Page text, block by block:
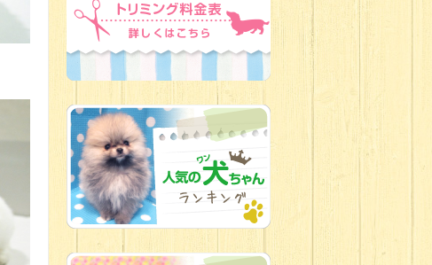
2026.07.15
ミニチュア
ピンシャーのご紹介
2026.07.09加古川店：可
2026.07.06 新入生紹介
2026.07.03
ちびっこワン
コ
2026.07.01ダラダラな猫
スタッフ
新入生